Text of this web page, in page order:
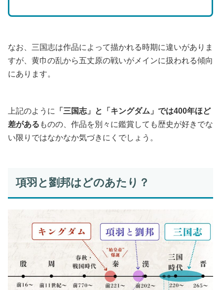
なお、三国志は作品によって描かれる時期に違いがありま
すが、黄巾の乱から五丈原の戦いがメインに扱われる傾向
にあります。
上記のように
「三国志」と「キングダム」では400年ほど
差がある ものの、作品を別々に鑑賞しても歴史が好きでな
い限りではなかなか気づきにくでしょう。
項羽と劉邦はどのあたり？